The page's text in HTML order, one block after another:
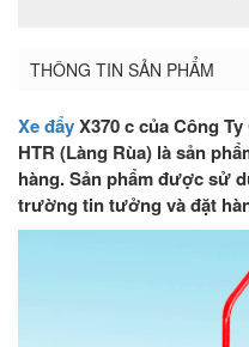
THÔNG TIN SẢN PHẨM
Xe đẩyX370 c của Công
HTR (Làng Rùa) là sản
hàng. Sản phẩm được sử
trường tin tưởng và đặt